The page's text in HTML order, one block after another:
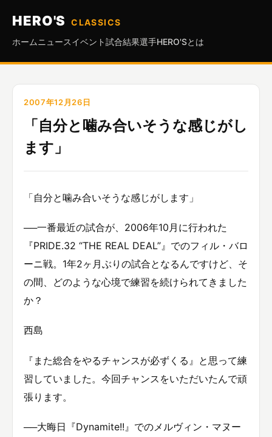
HERO'S
CLASSICS
ホーム ニュースイベント試合結果選手HERO'Sとは
2007年12月26日
「自分と噛み合いそうな感じがし
ます」
「自分と噛み合いそうな感じがします」
──一番最近の試合が、2006年10月に行われた
『PRIDE.32 “THE REAL DEAL”』でのフィル・バロ
ーニ戦。1年2ヶ月ぶりの試合となるんですけど、そ
の間、どのような心境で練習を続けられてきました
か？
西島
『また総合をやるチャンスが必ずくる』と思って練
習していました。今回チャンスをいただいたんで頑
張ります。
──大晦日『Dynamite!!』でのメルヴィン・マヌー